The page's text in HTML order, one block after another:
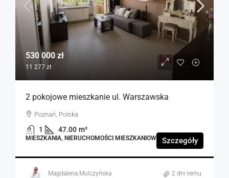
530 000 zł
11 277 zł
2 pokojowe mieszkanie ul. Warszawska
Poznań, Polska
1 47.00 m²
MIESZKANIA, NIERUCHOMOŚCI MIESZKANIOWE Szczegóły
Magdalena Mulczyńska 2 dni temu